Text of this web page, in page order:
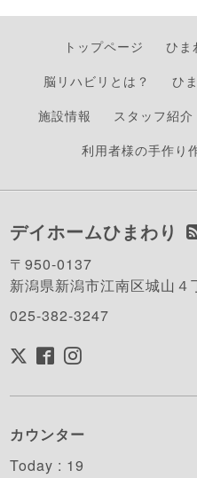
トップページ ひま
脳リハビリとは？
ひ
施設情報
スタッフ紹介
利用者様の手作り
デイホームひまわり
〒950-0137
新潟県新潟市江南区城山４
025-382-3247
カウンター
Today : 19